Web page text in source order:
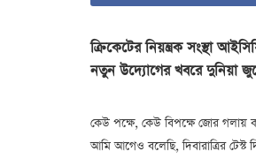
ক্রিকেটের নিয়ন্ত্রক সংস্থা
নতুন উদ্যোগের খবরে দুনিয়া
কেউ পক্ষে, কেউ বিপক্ষে জোর গলায়
আমি আগেও বলেছি, দিবারাত্রির